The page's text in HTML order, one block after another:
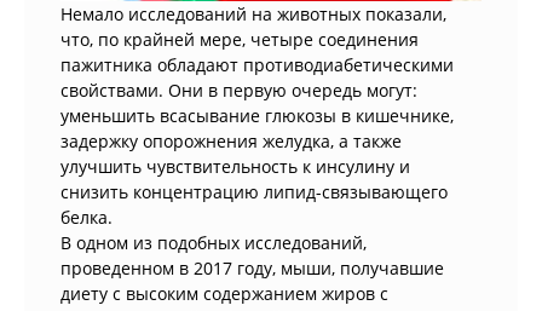
Немало исследований на животных показали,
что, по крайней мере, четыре соединения
пажитника обладают противодиабетическими
свойствами. Они в первую очередь могут:
уменьшить всасывание глюкозы в кишечнике,
задержку опорожнения желудка, а также
улучшить чувствительность к инсулину и
снизить концентрацию липид-связывающего
белка.
В одном из подобных исследований,
проведенном в 2017 году, мыши, получавшие
диету с высоким содержанием жиров с